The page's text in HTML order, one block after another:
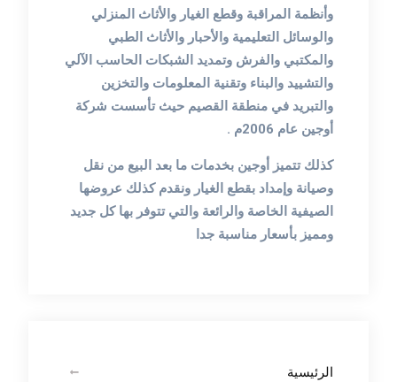
وأنظمة المراقبة وقطع الغيار والأثاث المنزلي
والوسائل التعليمية والأحبار والأثاث الطبي
والمكتبي والفرش وتمديد الشبكات الحاسب الآلي
والتشييد والبناء وتقنية المعلومات والتخزين
والتبريد في منطقة القصيم حيث تأسست شركة
أوجين عام 2006م .
كذلك تتميز أوجين بخدمات ما بعد البيع من نقل
وصيانة وإمداد بقطع الغيار ونقدم كذلك عروضها
الصيفية الخاصة والرائعة والتي تتوفر بها كل جديد
ومميز بأسعار مناسبة جدا
الرئيسية